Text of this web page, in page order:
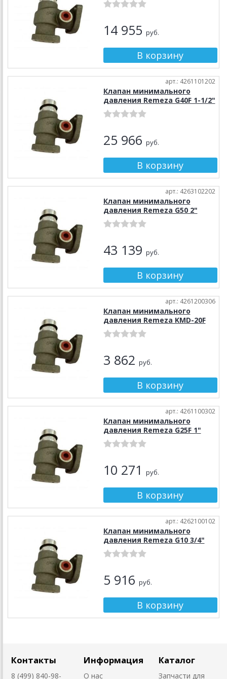
14 955 руб.
арт.: 4261101202
Клапан минимального
давления Remeza G40F 1-1/2"
25 966 руб.
арт.: 4263102202
Клапан минимального
давления Remeza G50 2"
43 139 руб.
арт.: 4261200306
Клапан минимального
давления Remeza KMD-20F
3 862 руб.
арт.: 4261100302
Клапан минимального
давления Remeza G25F 1"
10 271 руб.
арт.: 4262100102
Клапан минимального
давления Remeza G10 3/4"
5 916 руб.
Контакты
8 (499) 840-98-
Информация
О нас
Каталог
Запчасти для